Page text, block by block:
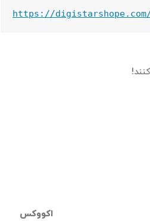
https://digistarshope.com/
اکووکس